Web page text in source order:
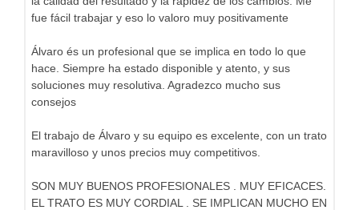
fue fácil trabajar y eso lo valoro muy positivamente
Álvaro és un profesional que se implica en todo lo que
hace. Siempre ha estado disponible y atento, y sus
soluciones muy resolutiva. Agradezco mucho sus
consejos
El trabajo de Álvaro y su equipo es excelente, con un trato
maravilloso y unos precios muy competitivos.
SON MUY BUENOS PROFESIONALES . MUY EFICACES.
EL TRATO ES MUY CORDIAL . SE IMPLICAN MUCHO EN